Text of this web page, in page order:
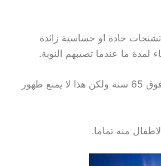
حادة او حساسية زائدة
ما عندما تصيبهم النوبة.
ويظهر مرض الصرع عامة في مرحلة الطفولة أو لدى الكبار فوق 65 سنة ولكن هذا لا يمنع ظهور
منه تماما.